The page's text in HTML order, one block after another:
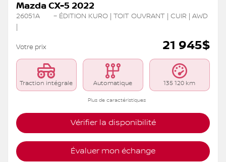
Mazda CX-5 2022
26051A
– ÉDITION KURO | TOIT OUVRANT | CUIR | AWD
Votre prix 21 945$
Traction intégrale Automatique 135 120 km
Plus de caractéristiques
Vérifier la disponibilité
Évaluer mon échange